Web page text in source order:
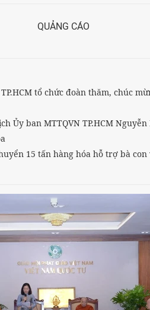
QUẢNG CÁO
tổ chức đoàn thăm, chúc
Ủy ban MTTQVN TP.HCM
15 tấn hàng hóa hỗ trợ bà